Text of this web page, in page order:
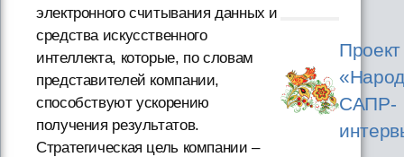
электронного считывания данных и
средства искусственного
интеллекта, которые, по словам
представителей компании,
способствуют ускорению
получения результатов.
Стратегическая цель компании –
Проект
САПР-